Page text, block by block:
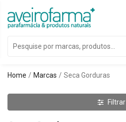
Home Marcas Seca Gorduras
Filtrar